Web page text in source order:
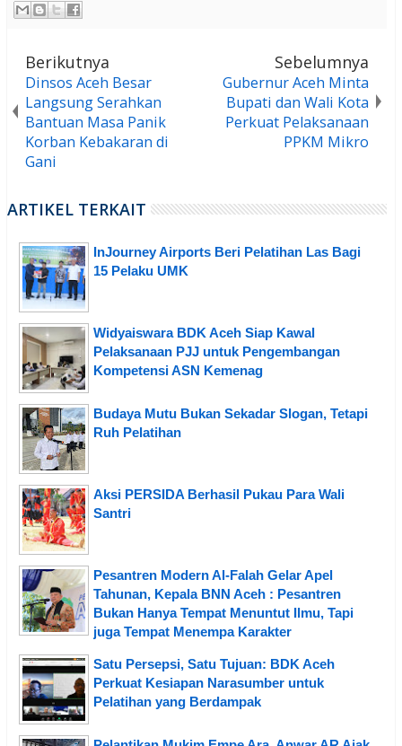
Berikutnya
Dinsos Aceh Besar
Langsung Serahkan
Bantuan Masa Panik
Korban Kebakaran di
Gani
Sebelumnya
Gubernur Aceh Minta
Bupati dan Wali Kota
Perkuat Pelaksanaan
PPKM Mikro
ARTIKEL TERKAIT
InJourney Airports Beri Pelatihan Las Bagi
15 Pelaku UMK
Widyaiswara BDK Aceh Siap Kawal
Pelaksanaan PJJ untuk Pengembangan
Kompetensi ASN Kemenag
Budaya Mutu Bukan Sekadar Slogan, Tetapi
Ruh Pelatihan
Aksi PERSIDA Berhasil Pukau Para Wali
Santri
Pesantren Modern Al-Falah Gelar Apel
Tahunan, Kepala BNN Aceh : Pesantren
Bukan Hanya Tempat Menuntut Ilmu, Tapi
juga Tempat Menempa Karakter
Satu Persepsi, Satu Tujuan: BDK Aceh
Perkuat Kesiapan Narasumber untuk
Pelatihan yang Berdampak